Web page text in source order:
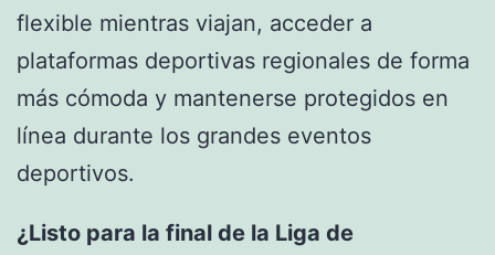
flexible mientras viajan, acceder a
plataformas deportivas regionales de forma
más cómoda y mantenerse protegidos en
línea durante los grandes eventos
deportivos.
¿Listo para la final de la Liga de